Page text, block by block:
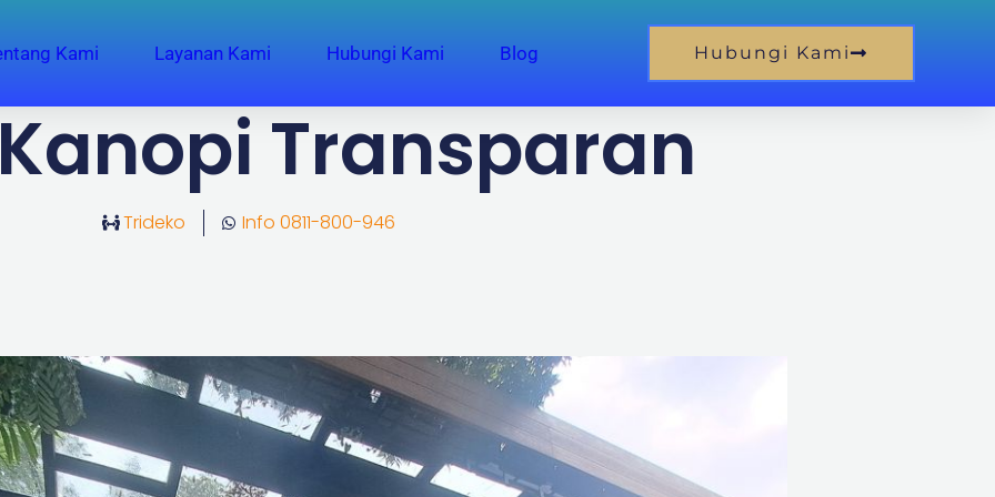
Kami Layanan Kami Hubungi Kami Blog Hubungi Kami
Transparan
Trideko Info 0811-800-946